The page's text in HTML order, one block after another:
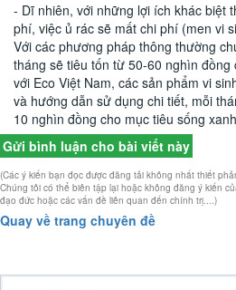
- Dĩ nhiên, với những lợi ích khác biệt
phí, việc ủ rác sẽ mất chi phí (men vi
Với các phương pháp thông thường
tháng sẽ tiêu tốn từ 50-60 nghìn đồng
với Eco Việt Nam, các sản phẩm vi
và hướng dẫn sử dụng chi tiết, mỗi
10 nghìn đồng cho mục tiêu sống
Gửi bình luận cho bài viết này
(Các ý kiến bạn đọc được đăng tải không nhất thiết
Chúng tôi có thể biên tập lại hoặc không đăng ý kiến
đạo đức hoặc các vấn đề liên quan đến chính trị....)
Quay về trang chuyên đề